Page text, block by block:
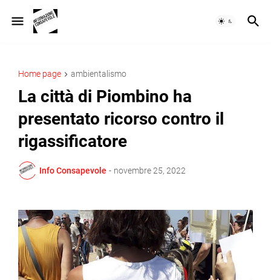
Home page ambientalismo
La città di Piombino ha
presentato ricorso contro il
rigassificatore
Info Consapevole - novembre 25, 2022